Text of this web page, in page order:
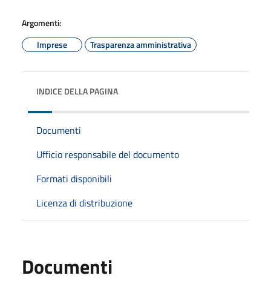
Argomenti:
Imprese
Trasparenza amministrativa
INDICE DELLA PAGINA
Documenti
Ufficio responsabile del documento
Formati disponibili
Licenza di distribuzione
Documenti